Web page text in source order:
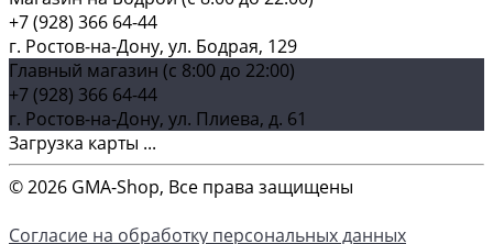
+7 (928) 366 64-44
г. Ростов-на-Дону, ул. Бодрая, 129
Главный магазин (c 8:00 до 22:00)
+7 (928) 366 64-44
г. Ростов-на-Дону, ул. Плиева, д. 61
Загрузка карты ...
© 2026 GMA-Shop, Все права защищены
Согласие на обработку персональных данных